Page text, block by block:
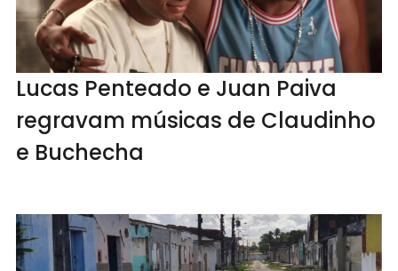
Lucas Penteado e Juan Paiva
regravam músicas de Claudinho
e Buchecha